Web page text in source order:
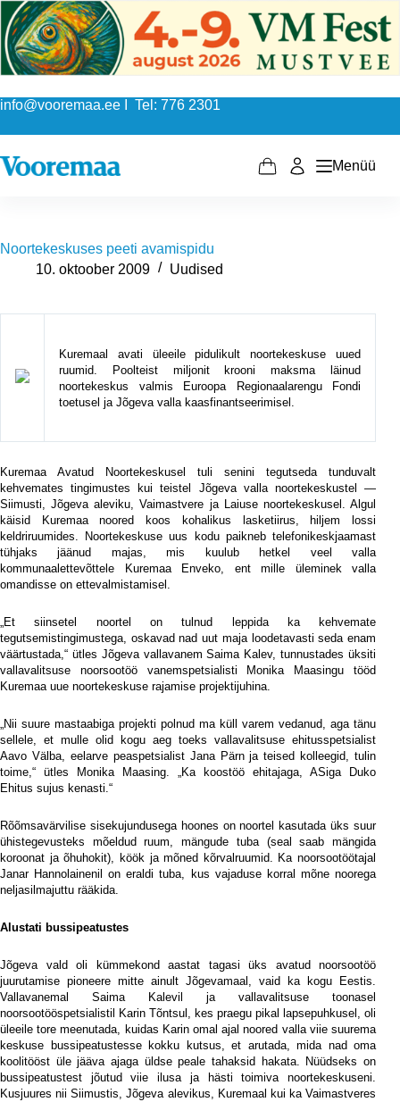
Skip
to
content
info@vooremaa.ee I Tel: 776 2301
Shopping
Menüü
Noortekeskuses peeti avamispidu
10. oktoober 2009
Uudised
Kuremaal avati üleeile pidulikult noortekeskuse uued
ruumid. Poolteist miljonit krooni maksma läinud
noortekeskus valmis Euroopa Regionaalarengu Fondi
toetusel ja Jõgeva valla kaasfinantseerimisel.
Kuremaa Avatud Noortekeskusel tuli senini tegutseda tunduvalt
kehvemates tingimustes kui teistel Jõgeva valla noortekeskustel —
Siimusti, Jõgeva aleviku, Vaimastvere ja Laiuse noortekeskusel. Algul
käisid Kuremaa noored koos kohalikus lasketiirus, hiljem lossi
keldriruumides. Noortekeskuse uus kodu paikneb telefonikeskjaamast
tühjaks jäänud majas, mis kuulub hetkel veel valla
kommunaalettevõttele Kuremaa Enveko, ent mille üleminek valla
omandisse on ettevalmistamisel.
„Et siinsetel noortel on tulnud leppida ka kehvemate
tegutsemistingimustega, oskavad nad uut maja loodetavasti seda enam
väärtustada,“ ütles Jõgeva vallavanem Saima Kalev, tunnustades üksiti
vallavalitsuse noorsootöö vanemspetsialisti Monika Maasingu tööd
Kuremaa uue noortekeskuse rajamise projektijuhina.
„Nii suure mastaabiga projekti polnud ma küll varem vedanud, aga tänu
sellele, et mulle olid kogu aeg toeks vallavalitsuse ehitusspetsialist
Aavo Välba, eelarve peaspetsialist Jana Pärn ja teised kolleegid, tulin
toime,“ ütles Monika Maasing. „Ka koostöö ehitajaga, ASiga Duko
Ehitus sujus kenasti.“
Rõõmsavärvilise sisekujundusega hoones on noortel kasutada üks suur
ühistegevusteks mõeldud ruum, mängude tuba (seal saab mängida
koroonat ja õhuhokit), köök ja mõned kõrvalruumid. Ka noorsootöötajal
Janar Hannolainenil on eraldi tuba, kus vajaduse korral mõne noorega
neljasilmajuttu rääkida.
Alustati bussipeatustes
Jõgeva vald oli kümmekond aastat tagasi üks avatud noorsootöö
juurutamise pioneere mitte ainult Jõgevamaal, vaid ka kogu Eestis.
Vallavanemal Saima Kalevil ja vallavalitsuse toonasel
noorsootööspetsialistil Karin Tõntsul, kes praegu pikal lapsepuhkusel, oli
üleeile tore meenutada, kuidas Karin omal ajal noored valla viie suurema
keskuse bussipeatustesse kokku kutsus, et arutada, mida nad oma
koolitööst üle jääva ajaga üldse peale tahaksid hakata. Nüüdseks on
bussipeatustest jõutud viie ilusa ja hästi toimiva noortekeskuseni.
Kusjuures nii Siimustis, Jõgeva alevikus, Kuremaal kui ka Vaimastveres